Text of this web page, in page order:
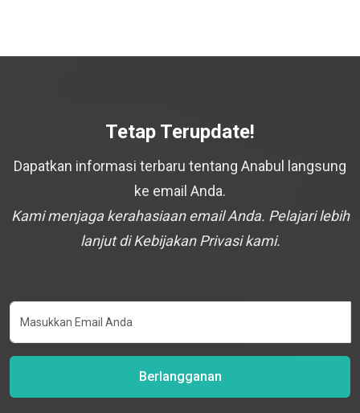
Tetap Terupdate!
Dapatkan informasi terbaru tentang Anabul langsung
ke email Anda.
Kami menjaga kerahasiaan email Anda. Pelajari lebih
lanjut di Kebijakan Privasi kami.
Berlangganan